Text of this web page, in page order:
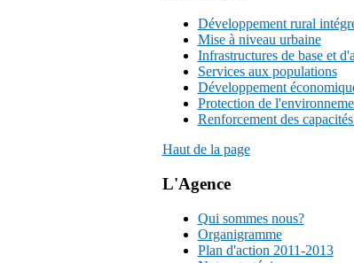
Développement rural
Mise à niveau urbaine
Infrastructures de base et
Services aux populations
Développement
Protection de
Renforcement des
Haut de la page
L'Agence
Qui sommes nous?
Organigramme
Plan d'action 2011-2013